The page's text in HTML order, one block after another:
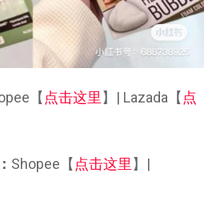
【 点击这里 】| Lazada【 点
Shopee【点击这里】|